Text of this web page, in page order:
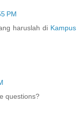
PM
haruslah di Kampus
questions?